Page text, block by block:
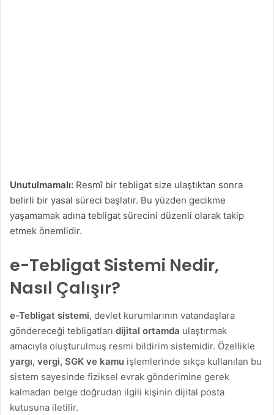
Unutulmamalı: Resmî bir tebligat size ulaştıktan sonra
belirli bir yasal süreci başlatır. Bu yüzden gecikme
yaşamamak adına tebligat sürecini düzenli olarak takip
etmek önemlidir.
e-Tebligat Sistemi Nedir,
Nasıl Çalışır?
e-Tebligat sistemi, devlet kurumlarının vatandaşlara
göndereceği tebligatları dijital ortamda ulaştırmak
amacıyla oluşturulmuş resmi bildirim sistemidir. Özellikle
yargı, vergi, SGK ve kamu işlemlerinde sıkça kullanılan bu
sistem sayesinde fiziksel evrak gönderimine gerek
kalmadan belge doğrudan ilgili kişinin dijital posta
kutusuna iletilir.